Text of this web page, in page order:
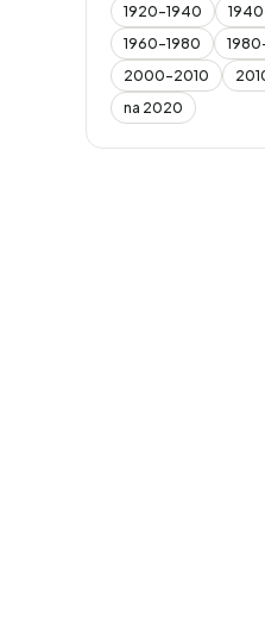
1920-1940
1960-1980
2000-2010
na 2020